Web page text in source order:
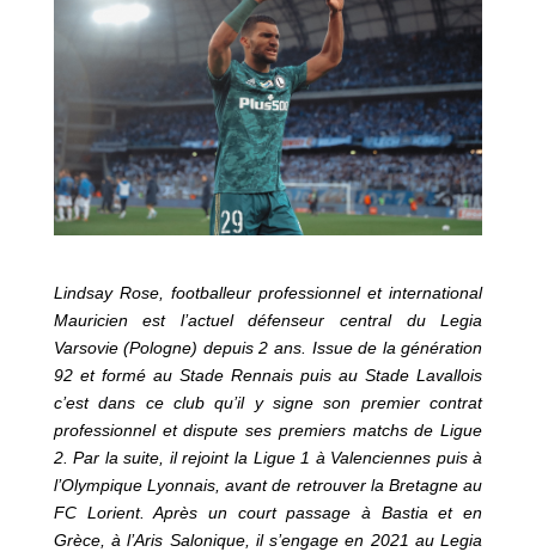
Lindsay Rose, footballeur professionnel et international
Mauricien est l’actuel défenseur central du Legia
Varsovie (Pologne) depuis 2 ans. Issue de la génération
92 et formé au Stade Rennais puis au Stade Lavallois
c’est dans ce club qu’il y signe son premier contrat
professionnel et dispute ses premiers matchs de Ligue
2. Par la suite, il rejoint la Ligue 1 à Valenciennes puis à
l’Olympique Lyonnais, avant de retrouver la Bretagne au
FC Lorient. Après un court passage à Bastia et en
Grèce, à l’Aris Salonique, il s’engage en 2021 au Legia